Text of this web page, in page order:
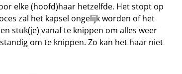
elke (hoofd)haar hetzelfde. Het stopt op
zal het kapsel ongelijk worden of het
stuk(je) vanaf te knippen om alles weer
om te knippen. Zo kan het haar niet